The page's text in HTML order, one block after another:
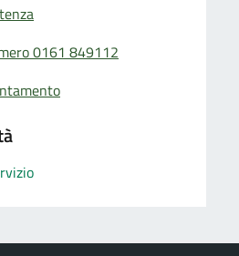
0161 849112